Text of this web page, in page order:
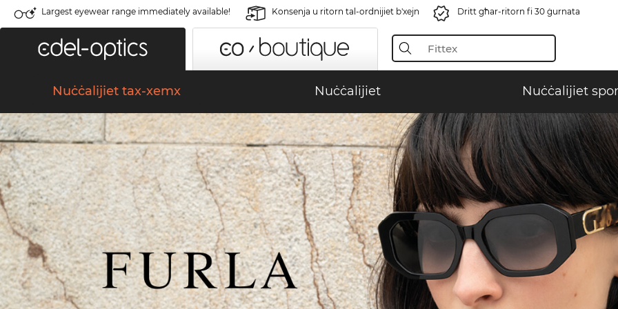
Largest eyewear range immediately available! Konsenja u ritorn tal-ordnijiet b'xejn Dritt għar-ritorn fi 30 ġurnata
Nuċċalijiet tax-xemx Nuċċalijiet Nuċċalijiet